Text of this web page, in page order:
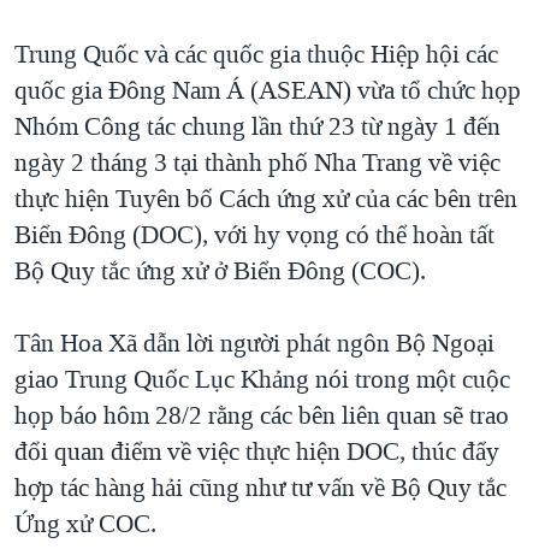
THƯỢNG ĐỈNH TRUMP-KIM TẠI VIỆT NAM
TRỊNH VĨNH BÌNH VS. CHÍNH PHỦ VIỆT NAM
NGƯ DÂN VIỆT VÀ LÀN SÓNG TRỘM HẢI SÂM
BÊN KIA QUỐC LỘ: TIẾNG VỌNG TỪ NÔNG THÔN MỸ
QUAN HỆ VIỆT MỸ
Trung Quốc và các quốc gia thuộc Hiệp hội các
quốc gia Đông Nam Á (ASEAN) vừa tổ chức họp
Nhóm Công tác chung lần thứ 23 từ ngày 1 đến
ngày 2 tháng 3 tại thành phố Nha Trang về việc
thực hiện Tuyên bố Cách ứng xử của các bên trên
Biển Đông (DOC), với hy vọng có thể hoàn tất
Bộ Quy tắc ứng xử ở Biển Đông (COC).
Tân Hoa Xã dẫn lời người phát ngôn Bộ Ngoại
giao Trung Quốc Lục Khảng nói trong một cuộc
họp báo hôm 28/2 rằng các bên liên quan sẽ trao
đổi quan điểm về việc thực hiện DOC, thúc đẩy
hợp tác hàng hải cũng như tư vấn về Bộ Quy tắc
Ứng xử COC.